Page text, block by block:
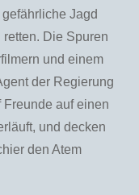
Jagd
Die Spuren
und einem
der Regierung
auf einen
und decken
den Atem